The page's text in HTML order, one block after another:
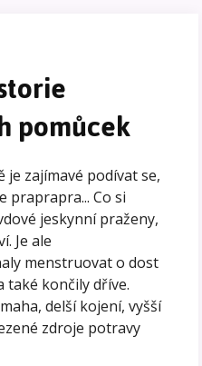
pomůcek
zajímavé podívat se,
praprapra... Co si
jeskynní praženy,
Je ale
menstruovat o dost
také končily dříve.
delší kojení, vyšší
zdroje potravy